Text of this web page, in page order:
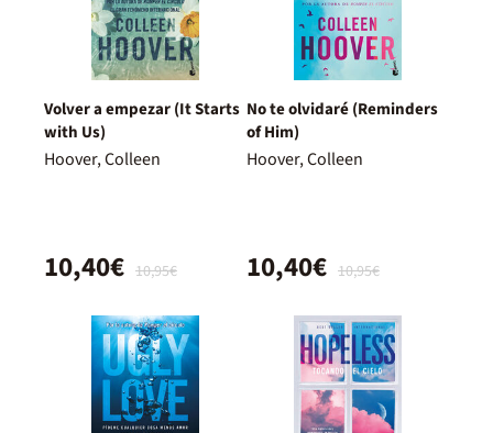
Volver a empezar (It Starts
with Us)
Hoover, Colleen
10,95€
10,40€
No te olvidaré (Reminders
of Him)
Hoover, Colleen
10,95€
10,40€